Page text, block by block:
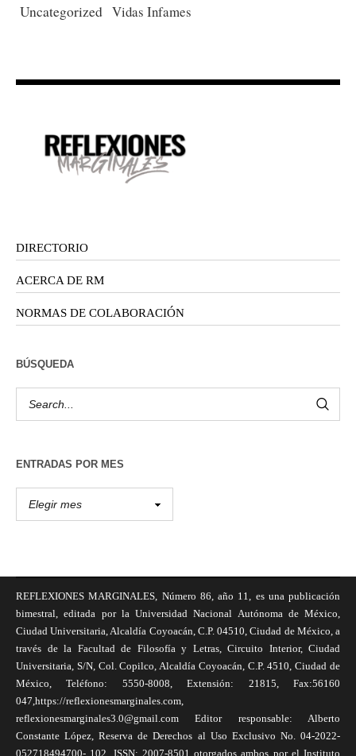
Uncategorized Vidas Infames
DIRECTORIO
ACERCA DE RM
NORMAS DE COLABORACIÓN
BÚSQUEDA
ENTRADAS POR MES
REFLEXIONES MARGINALES, Número 86, año 11, es una publicación
bimestral, editada por la Universidad Nacional Autónoma de México,
Ciudad Universitaria, Alcaldía Coyoacán, C.P. 04510, Ciudad de México, a
través de la Facultad de Filosofía y Letras, Circuito Interior, Ciudad
Universitaria, S/N, Col. Copilco, Alcaldía Coyoacán, C.P. 4510, Ciudad de
México, Teléfono: 5550-8008, Extensión: 21815, Fax:56160
047,https://reflexionesmarginales.com,
reflexionesmarginales3.0@gmail.com Editor responsable: Alberto
Constante López, Reserva de Derechos al Uso Exclusivo No. 04-2022-
052718494700- 102, ISSN: 2007-8501 otorgados ambos por el Instituto